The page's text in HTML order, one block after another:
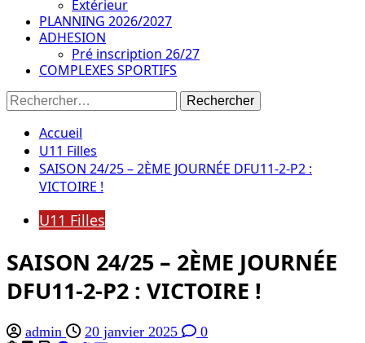
Extérieur
PLANNING 2026/2027
ADHESION
Pré inscription 26/27
COMPLEXES SPORTIFS
Rechercher :
Accueil
U11 Filles
SAISON 24/25 – 2ÈME JOURNÉE DFU11-2-P2 :
VICTOIRE !
U11 Filles
SAISON 24/25 – 2ÈME JOURNÉE
DFU11-2-P2 : VICTOIRE !
admin 20 janvier 2025 0